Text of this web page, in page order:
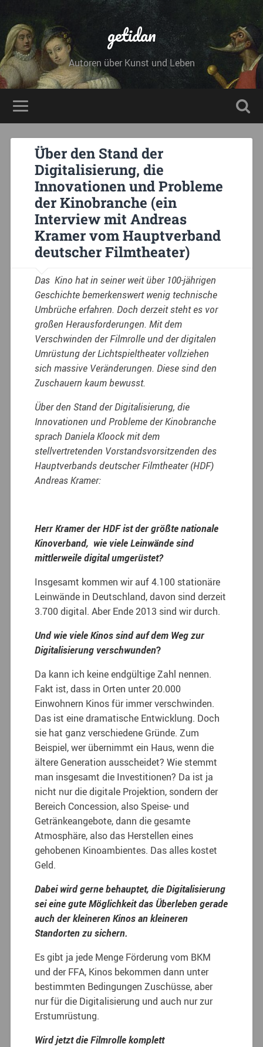
getidan
Autoren über Kunst und Leben
Über den Stand der
Digitalisierung, die
Innovationen und Probleme
der Kinobranche (ein
Interview mit Andreas
Kramer vom Hauptverband
deutscher Filmtheater)
Das Kino hat in seiner weit über 100-jährigen
Geschichte bemerkenswert wenig technische
Umbrüche erfahren. Doch derzeit steht es vor
großen Herausforderungen. Mit dem
Verschwinden der Filmrolle und der digitalen
Umrüstung der Lichtspieltheater vollziehen
sich massive Veränderungen. Diese sind den
Zuschauern kaum bewusst.
Über den Stand der Digitalisierung, die
Innovationen und Probleme der Kinobranche
sprach Daniela Kloock mit dem
stellvertretenden Vorstandsvorsitzenden des
Hauptverbands deutscher Filmtheater (HDF)
Andreas Kramer:
Herr Kramer der HDF ist der größte nationale
Kinoverband, wie viele Leinwände sind
mittlerweile digital umgerüstet?
Insgesamt kommen wir auf 4.100 stationäre
Leinwände in Deutschland, davon sind derzeit
3.700 digital. Aber Ende 2013 sind wir durch.
Und wie viele Kinos sind auf dem Weg zur
Digitalisierung verschwunden?
Da kann ich keine endgültige Zahl nennen.
Fakt ist, dass in Orten unter 20.000
Einwohnern Kinos für immer verschwinden.
Das ist eine dramatische Entwicklung. Doch
sie hat ganz verschiedene Gründe. Zum
Beispiel, wer übernimmt ein Haus, wenn die
ältere Generation ausscheidet? Wie stemmt
man insgesamt die Investitionen? Da ist ja
nicht nur die digitale Projektion, sondern der
Bereich Concession, also Speise- und
Getränkeangebote, dann die gesamte
Atmosphäre, also das Herstellen eines
gehobenen Kinoambientes. Das alles kostet
Geld.
Dabei wird gerne behauptet, die Digitalisierung
sei eine gute Möglichkeit das Überleben gerade
auch der kleineren Kinos an kleineren
Standorten zu sichern.
Es gibt ja jede Menge Förderung vom BKM
und der FFA, Kinos bekommen dann unter
bestimmten Bedingungen Zuschüsse, aber
nur für die Digitalisierung und auch nur zur
Erstumrüstung.
Wird jetzt die Filmrolle komplett